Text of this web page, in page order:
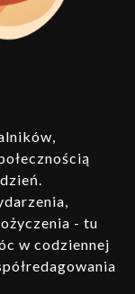
- tu
w codziennej